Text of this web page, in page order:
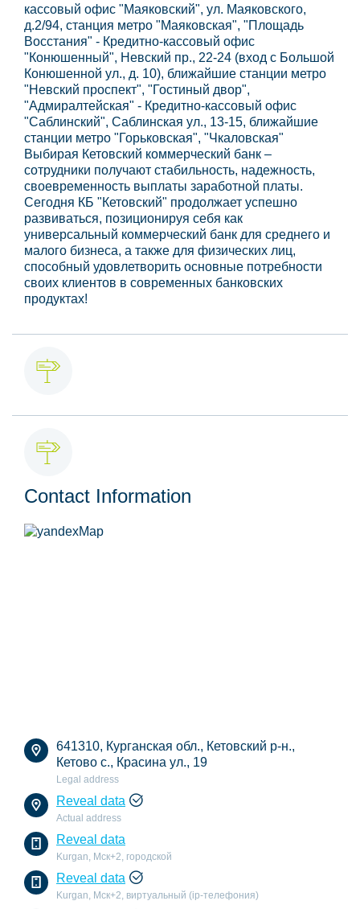
кассовый офис "Маяковский", ул. Маяковского,
д.2/94, станция метро "Маяковская", "Площадь
Восстания" - Кредитно-кассовый офис
"Конюшенный", Невский пр., 22-24 (вход с Большой
Конюшенной ул., д. 10), ближайшие станции метро
"Невский проспект", "Гостиный двор",
"Адмиралтейская" - Кредитно-кассовый офис
"Саблинский", Саблинская ул., 13-15, ближайшие
станции метро "Горьковская", "Чкаловская"
Выбирая Кетовский коммерческий банк –
сотрудники получают стабильность, надежность,
своевременность выплаты заработной платы.
Сегодня КБ "Кетовский" продолжает успешно
развиваться, позиционируя себя как
универсальный коммерческий банк для среднего и
малого бизнеса, а также для физических лиц,
способный удовлетворить основные потребности
своих клиентов в современных банковских
продуктах!
Contact Information
641310, Курганская обл., Кетовский р-н.,
Кетово с., Красина ул., 19
Legal address
Reveal data
Actual address
Reveal data
Kurgan, Мск+2, городской
Reveal data
Kurgan, Мск+2, виртуальный (ip-телефония)